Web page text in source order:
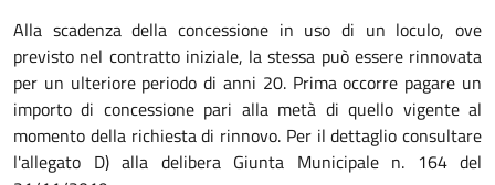
Alla scadenza della concessione in uso di un loculo, ove
previsto nel contratto iniziale, la stessa può essere rinnovata
per un ulteriore periodo di anni 20. Prima occorre pagare un
importo di concessione pari alla metà di quello vigente al
momento della richiesta di rinnovo. Per il dettaglio consultare
l'allegato D) alla delibera Giunta Municipale n. 164 del